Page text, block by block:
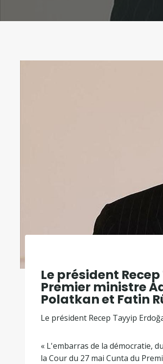
Le président
Premier ministre
Polatkan et Fatin
Le président Recep Tayyip
« L'embarras de la démocratie,
la Cour du 27 mai Cunta du